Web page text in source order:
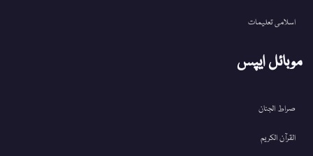
اسلامی تعلیمات
موبائل ایپس
صراط الجنان
القرآن الکریم